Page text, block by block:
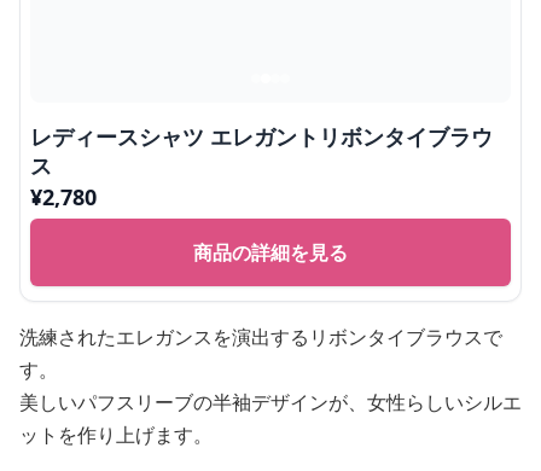
レディースシャツ エレガントリボンタイブラウ
ス
¥2,780
商品の詳細を見る
洗練されたエレガンスを演出するリボンタイブラウスで
す。
美しいパフスリーブの半袖デザインが、女性らしいシルエ
ットを作り上げます。